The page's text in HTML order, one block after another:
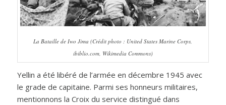
La Bataille de Iwo Jima (Crédit photo : United States Marine Corps,
ibiblio.com, Wikimedia Commons)
Yellin a été libéré de l’armée en décembre 1945 avec
le grade de capitaine. Parmi ses honneurs militaires,
mentionnons la Croix du service distingué dans